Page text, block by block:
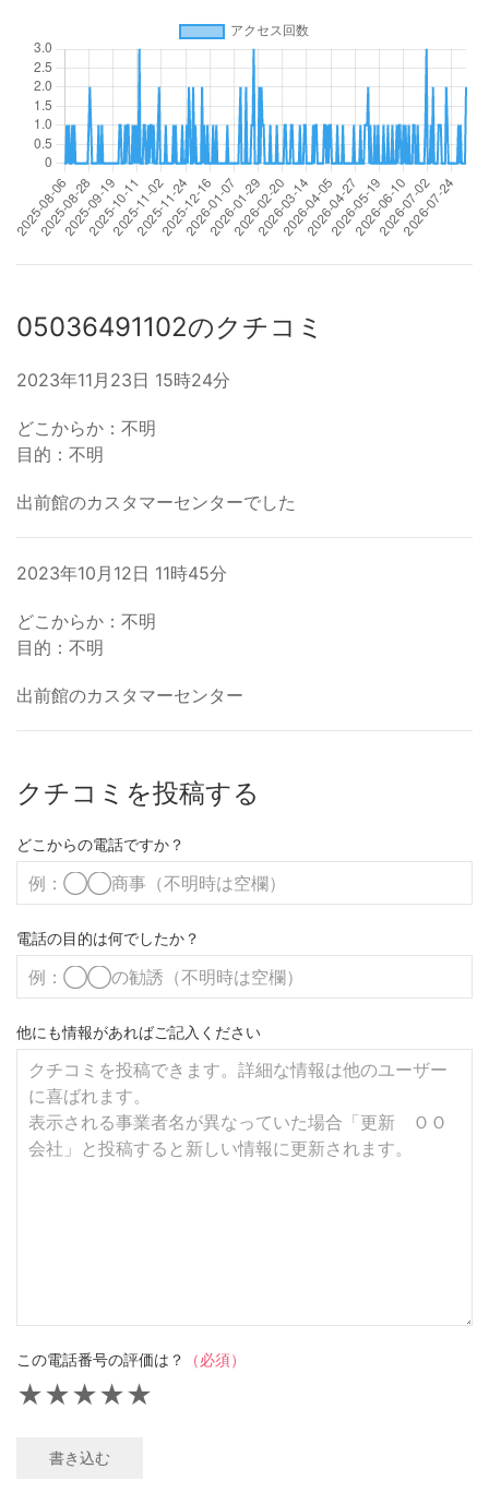
05036491102のクチコミ
2023年11月23日 15時24分
どこからか：不明
目的：不明
出前館のカスタマーセンターでした
2023年10月12日 11時45分
どこからか：不明
目的：不明
出前館のカスタマーセンター
クチコミを投稿する
どこからの電話ですか？
電話の目的は何でしたか？
他にも情報があればご記入ください
この電話番号の評価は？ （必須）
★
★
★
★
★
書き込む